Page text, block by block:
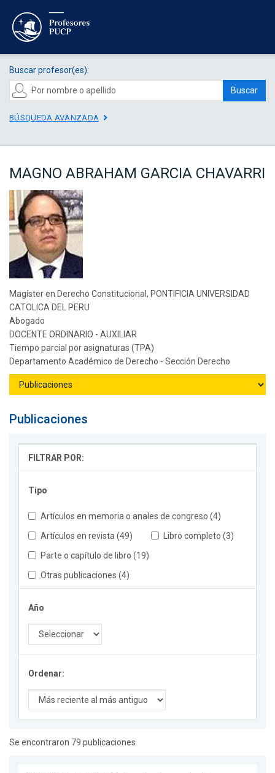
Buscar profesor(es):
Buscar
BÚSQUEDA AVANZADA
MAGNO ABRAHAM GARCIA CHAVARRI
Magíster en Derecho Constitucional, PONTIFICIA UNIVERSIDAD
CATOLICA DEL PERU
Abogado
DOCENTE ORDINARIO - AUXILIAR
Tiempo parcial por asignaturas (TPA)
Departamento Académico de Derecho - Sección Derecho
Publicaciones
FILTRAR POR:
Tipo
Artículos en memoria o anales de congreso (4)
Artículos en revista (49)
Libro completo (3)
Parte o capítulo de libro (19)
Otras publicaciones (4)
Año
Ordenar:
Se encontraron 79 publicaciones